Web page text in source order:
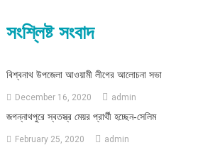
সংশ্লিষ্ট সংবাদ
বিশ্বনাথ উপজেলা আওয়ামী লীগের আলোচনা সভা
December 16, 2020 admin
জগন্নাথপুরে স্বতস্ত্র মেয়র প্রার্থী হচ্ছেন-সেলিম
February 25, 2020 admin